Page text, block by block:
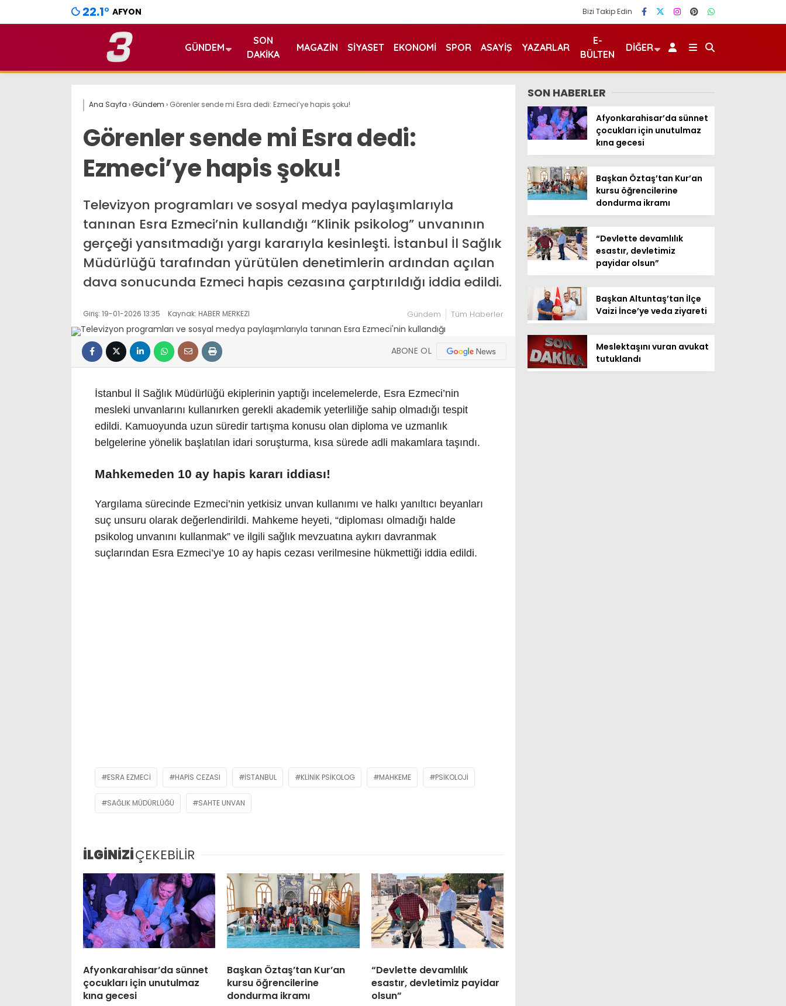
22.1° AFYON Bizi Takip Edin
GÜNDEM
SON
DAKIKA
MAGAZIN SIYASET EKONOMI SPOR ASAYIŞ YAZARLAR
E-
BÜLTEN
DIĞER
Ana Sayfa ›Gündem › Görenler sende mi Esra dedi: Ezmeci’ye hapis şoku!
Görenler sende mi Esra dedi:
Ezmeci’ye hapis şoku!
Televizyon programları ve sosyal medya paylaşımlarıyla
tanınan Esra Ezmeci’nin kullandığı “Klinik psikolog” unvanının
gerçeği yansıtmadığı yargı kararıyla kesinleşti. İstanbul İl Sağlık
Müdürlüğü tarafından yürütülen denetimlerin ardından açılan
dava sonucunda Ezmeci hapis cezasına çarptırıldığı iddia edildi.
Giriş: 19-01-2026 13:35 Kaynak: HABER MERKEZI Gündem Tüm Haberler
ABONE OL
İstanbul İl Sağlık Müdürlüğü ekiplerinin yaptığı incelemelerde, Esra Ezmeci’nin
mesleki unvanlarını kullanırken gerekli akademik yeterliliğe sahip olmadığı tespit
edildi. Kamuoyunda uzun süredir tartışma konusu olan diploma ve uzmanlık
belgelerine yönelik başlatılan idari soruşturma, kısa sürede adli makamlara taşındı.
Mahkemeden 10 ay hapis kararı iddiası!
Yargılama sürecinde Ezmeci’nin yetkisiz unvan kullanımı ve halkı yanıltıcı beyanları
suç unsuru olarak değerlendirildi. Mahkeme heyeti, “diploması olmadığı halde
psikolog unvanını kullanmak” ve ilgili sağlık mevzuatına aykırı davranmak
suçlarından Esra Ezmeci’ye 10 ay hapis cezası verilmesine hükmettiği iddia edildi.
ESRA EZMECI HAPIS CEZASI ISTANBUL KLINIK PSIKOLOG MAHKEME PSIKOLOJI
SAĞLIK MÜDÜRLÜĞÜ SAHTE UNVAN
İLGİNİZİÇEKEBİLİR
Afyonkarahisar’da sünnet
çocukları için unutulmaz
kına gecesi
Başkan Öztaş’tan Kur’an
kursu öğrencilerine
dondurma ikramı
“Devlette devamlılık
esastır, devletimiz payidar
olsun”
SON HABERLER
Afyonkarahisar’da sünnet
çocukları için unutulmaz
kına gecesi
Başkan Öztaş’tan Kur’an
kursu öğrencilerine
dondurma ikramı
“Devlette devamlılık
esastır, devletimiz
payidar olsun”
Başkan Altuntaş’tan İlçe
Vaizi İnce’ye veda ziyareti
Meslektaşını vuran avukat
tutuklandı